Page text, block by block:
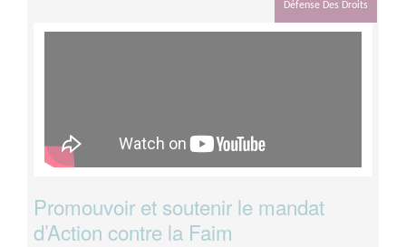
Défense Des Droits
Promouvoir et soutenir le mandat
d’Action contre la Faim